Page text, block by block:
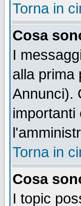
Torna in
Cosa
I
alla prima
Annunci).
Torna in
Cosa
I topic